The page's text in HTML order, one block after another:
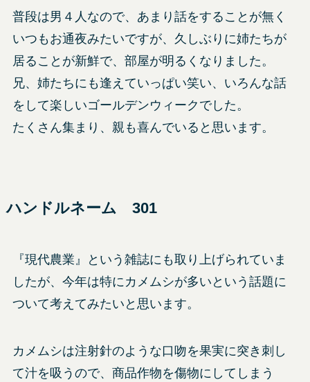
普段は男４人なので、あまり話をすることが無く
いつもお通夜みたいですが、久しぶりに姉たちが
居ることが新鮮で、部屋が明るくなりました。
兄、姉たちにも逢えていっぱい笑い、いろんな話
をして楽しいゴールデンウィークでした。
たくさん集まり、親も喜んでいると思います。
ハンドルネーム 301
『現代農業』という雑誌にも取り上げられていま
したが、今年は特にカメムシが多いという話題に
ついて考えてみたいと思います。
カメムシは注射針のような口吻を果実に突き刺し
て汁を吸うので、商品作物を傷物にしてしまう